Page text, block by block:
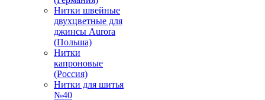
Нитки швейные
двухцветные для
джинсы Aurora
(Польша)
Нитки
капроновые
(Россия)
Нитки для шитья
№40